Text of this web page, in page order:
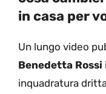
in casa per
Un lungo video
Benedetta Rossi
inquadratura